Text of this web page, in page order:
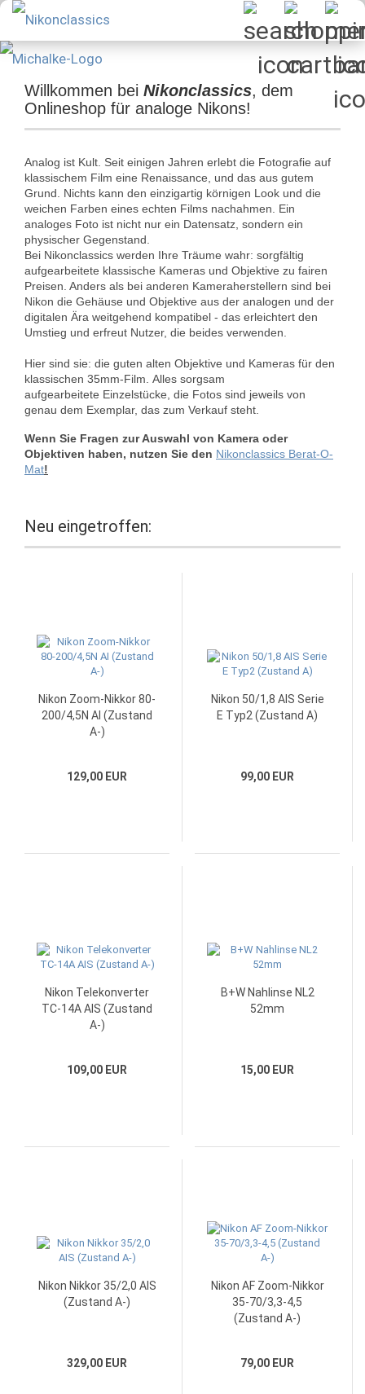
Willkommen bei Nikonclassics, dem
Onlineshop für analoge Nikons!
Analog ist Kult. Seit einigen Jahren erlebt die Fotografie auf
klassischem Film eine Renaissance, und das aus gutem
Grund. Nichts kann den einzigartig körnigen Look und die
weichen Farben eines echten Films nachahmen. Ein
analoges Foto ist nicht nur ein Datensatz, sondern ein
physischer Gegenstand.
Bei Nikonclassics werden Ihre Träume wahr: sorgfältig
aufgearbeitete klassische Kameras und Objektive zu fairen
Preisen. Anders als bei anderen Kameraherstellern sind bei
Nikon die Gehäuse und Objektive aus der analogen und der
digitalen Ära weitgehend kompatibel - das erleichtert den
Umstieg und erfreut Nutzer, die beides verwenden.
Hier sind sie: die guten alten Objektive und Kameras für den
klassischen 35mm-Film. Alles sorgsam
aufgearbeitete Einzelstücke, die Fotos sind jeweils von
genau dem Exemplar, das zum Verkauf steht.
Wenn Sie Fragen zur Auswahl von Kamera oder
Objektiven haben, nutzen Sie den Nikonclassics Berat-O-
Mat!
Neu eingetroffen:
Nikon Zoom-Nikkor 80-
200/4,5N AI (Zustand
A-)
129,00 EUR
Nikon 50/1,8 AIS Serie
E Typ2 (Zustand A)
99,00 EUR
Nikon Telekonverter
TC-14A AIS (Zustand
A-)
109,00 EUR
B+W Nahlinse NL2
52mm
15,00 EUR
Nikon Nikkor 35/2,0 AIS
(Zustand A-)
329,00 EUR
Nikon AF Zoom-Nikkor
35-70/3,3-4,5
(Zustand A-)
79,00 EUR